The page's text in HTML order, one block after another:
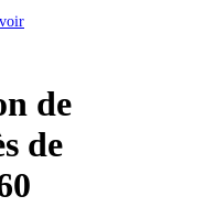
de
de